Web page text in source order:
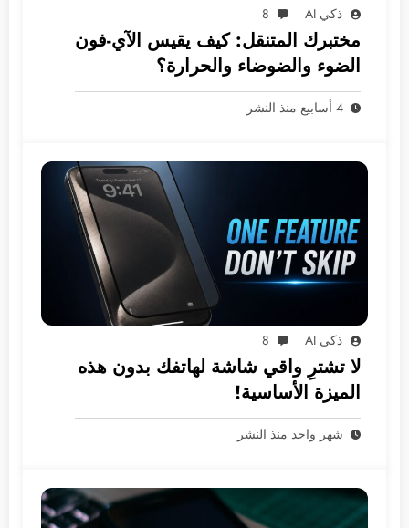
ذكي AI 8
مختبرك المتنقل: كيف يقيس الآي-فون
الضوء والضوضاء والحرارة؟
4 أسابيع منذ النشر
ذكي AI 8
لا تشترِ واقي شاشة لهاتفك بدون هذه
الميزة الأساسية!
شهر واحد منذ النشر